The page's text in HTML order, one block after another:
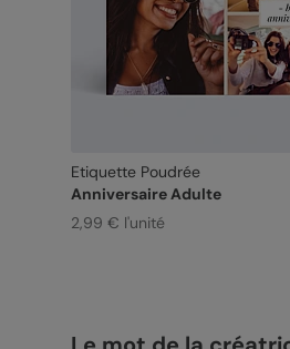
Etiquette Poudrée
Anniversaire Adulte
2,99 € l'unité